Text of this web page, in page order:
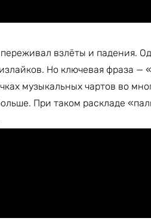
взлёты и падения.
Но ключевая фраза —
музыкальных чартов во
При таком раскладе